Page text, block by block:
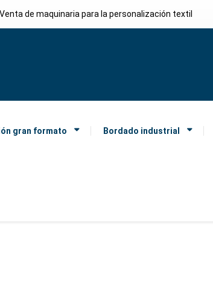
Venta de maquinaria para la personalización textil
gran formato Bordado industrial